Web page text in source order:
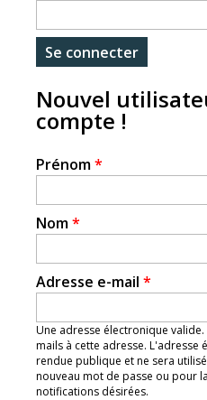
Nouvel
compte !
Prénom*
Nom*
Adresse e-mail *
Une adresse électronique
mails à cette adresse. L'adresse
rendue publique et ne sera
nouveau mot de passe ou pour
notifications désirées.